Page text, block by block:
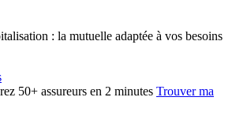
: la mutuelle adaptée à vos besoins
50+ assureurs en 2 minutes Trouver ma